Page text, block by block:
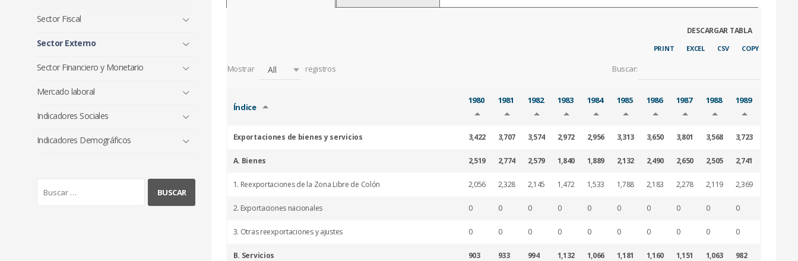
Sector Fiscal
Sector Externo
Sector Financiero y Monetario
Mercado laboral
Indicadores Sociales
Indicadores Demográficos
PRINT EXCEL CSV COPY
Mostrar All registros Buscar:
Índice
1980 1981 1982 1983 1984 1985 1986 1987 1988 1989
Exportaciones de bienes y servicios 3,422 3,707 3,574 2,972 2,956 3,313 3,650 3,801 3,568 3,723
A. Bienes 2,519 2,774 2,579 1,840 1,889 2,132 2,490 2,650 2,505 2,741
1. Reexportaciones de la Zona Libre de Colón 2,056 2,328 2,145 1,472 1,533 1,788 2,183 2,278 2,119 2,369
2. Exportaciones nacionales 0 0 0 0 0 0 0 0 0 0
3. Otras reexportaciones y ajustes 0 0 0 0 0 0 0 0 0 0
B. Servicios 903 933 994 1,132 1,066 1,181 1,160 1,151 1,063 982